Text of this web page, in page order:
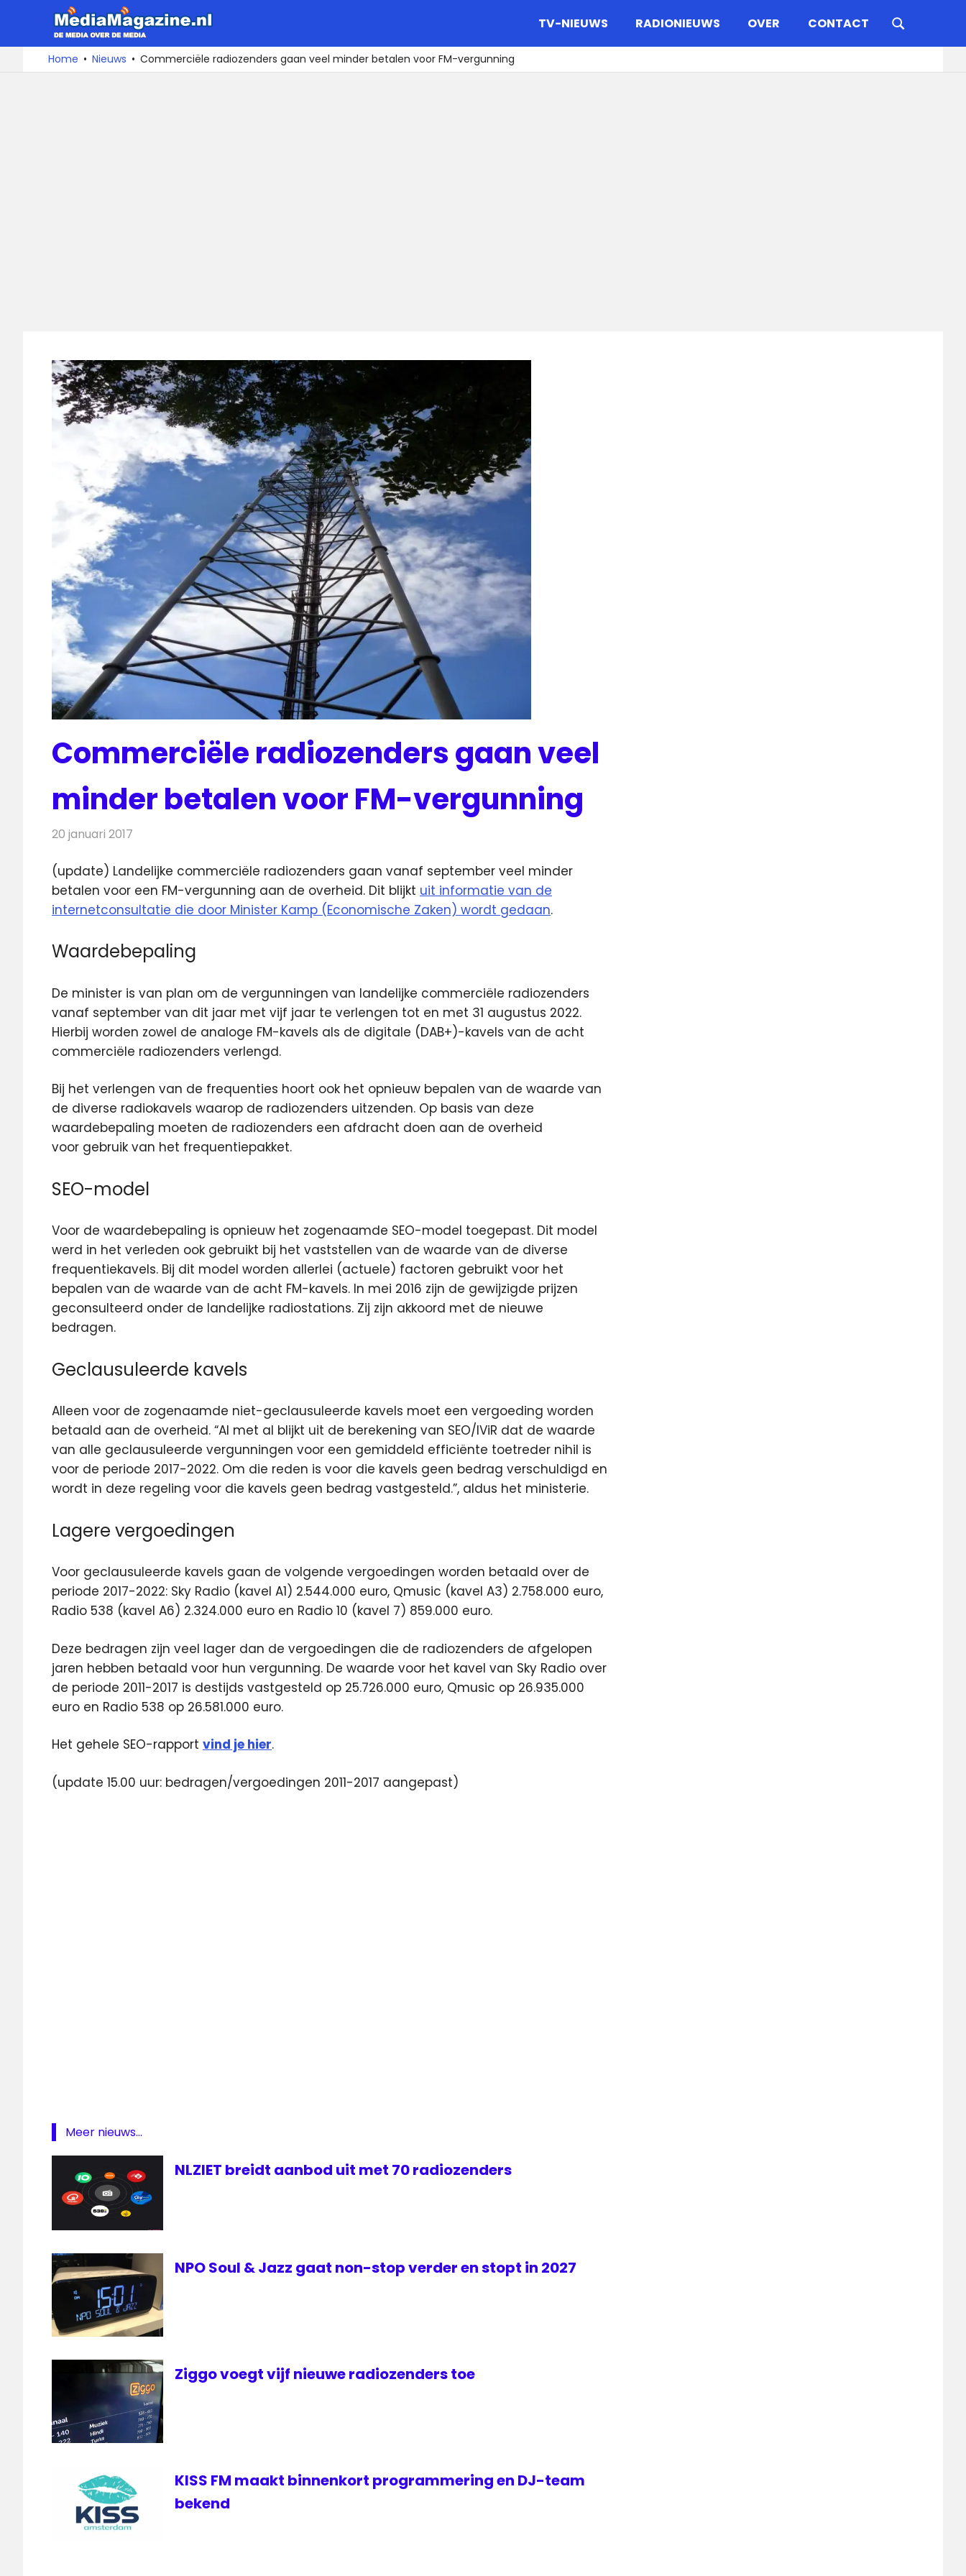
naar
De
media
over
TV-NIEUWS RADIONIEUWS OVER CONTACT
Home Nieuws Commerciële radiozenders gaan veel minder betalen voor FM-vergunning
Commerciële radiozenders gaan veel
minder betalen voor FM-vergunning
20 januari 2017
(update) Landelijke commerciële radiozenders gaan vanaf september veel minder
betalen voor een FM-vergunning aan de overheid. Dit blijkt uit informatie van de
internetconsultatie die door Minister Kamp (Economische Zaken) wordt gedaan.
Waardebepaling
De minister is van plan om de vergunningen van landelijke commerciële radiozenders
vanaf september van dit jaar met vijf jaar te verlengen tot en met 31 augustus 2022.
Hierbij worden zowel de analoge FM-kavels als de digitale (DAB+)-kavels van de acht
commerciële radiozenders verlengd.
Bij het verlengen van de frequenties hoort ook het opnieuw bepalen van de waarde van
de diverse radiokavels waarop de radiozenders uitzenden. Op basis van deze
waardebepaling moeten de radiozenders een afdracht doen aan de overheid
voor gebruik van het frequentiepakket.
SEO-model
Voor de waardebepaling is opnieuw het zogenaamde SEO-model toegepast. Dit model
werd in het verleden ook gebruikt bij het vaststellen van de waarde van de diverse
frequentiekavels. Bij dit model worden allerlei (actuele) factoren gebruikt voor het
bepalen van de waarde van de acht FM-kavels. In mei 2016 zijn de gewijzigde prijzen
geconsulteerd onder de landelijke radiostations. Zij zijn akkoord met de nieuwe
bedragen.
Geclausuleerde kavels
Alleen voor de zogenaamde niet-geclausuleerde kavels moet een vergoeding worden
betaald aan de overheid. “Al met al blijkt uit de berekening van SEO/IViR dat de waarde
van alle geclausuleerde vergunningen voor een gemiddeld efficiënte toetreder nihil is
voor de periode 2017-2022. Om die reden is voor die kavels geen bedrag verschuldigd en
wordt in deze regeling voor die kavels geen bedrag vastgesteld.”, aldus het ministerie.
Lagere vergoedingen
Voor geclausuleerde kavels gaan de volgende vergoedingen worden betaald over de
periode 2017-2022: Sky Radio (kavel A1) 2.544.000 euro, Qmusic (kavel A3) 2.758.000 euro,
Radio 538 (kavel A6) 2.324.000 euro en Radio 10 (kavel 7) 859.000 euro.
Deze bedragen zijn veel lager dan de vergoedingen die de radiozenders de afgelopen
jaren hebben betaald voor hun vergunning. De waarde voor het kavel van Sky Radio over
de periode 2011-2017 is destijds vastgesteld op 25.726.000 euro, Qmusic op 26.935.000
euro en Radio 538 op 26.581.000 euro.
Het gehele SEO-rapport vind je hier.
(update 15.00 uur: bedragen/vergoedingen 2011-2017 aangepast)
Meer nieuws...
NLZIET breidt aanbod uit met 70 radiozenders
NPO Soul & Jazz gaat non-stop verder en stopt in 2027
Ziggo voegt vijf nieuwe radiozenders toe
KISS FM maakt binnenkort programmering en DJ-team
bekend